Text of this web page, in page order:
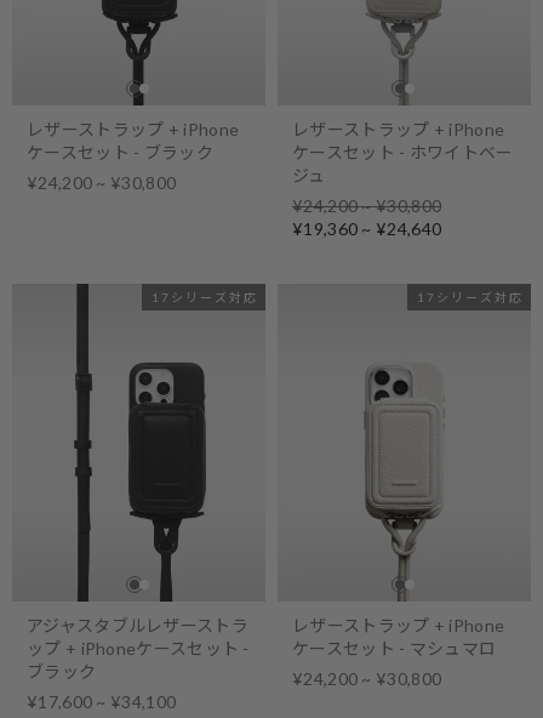
レザーストラップ + iPhone
ケースセット - ブラック
¥24,200 ~ ¥30,800
レザーストラップ + iPhone
ケースセット - ホワイトベー
ジュ
Regular
price
¥24,200 ~ ¥30,800
Sale
¥19,360 ~ ¥24,640
17シリーズ対応
アジャスタブルレザーストラ
ップ + iPhoneケースセット -
ブラック
¥17,600 ~ ¥34,100
17シリーズ対応
レザーストラップ + iPhone
ケースセット - マシュマロ
¥24,200 ~ ¥30,800